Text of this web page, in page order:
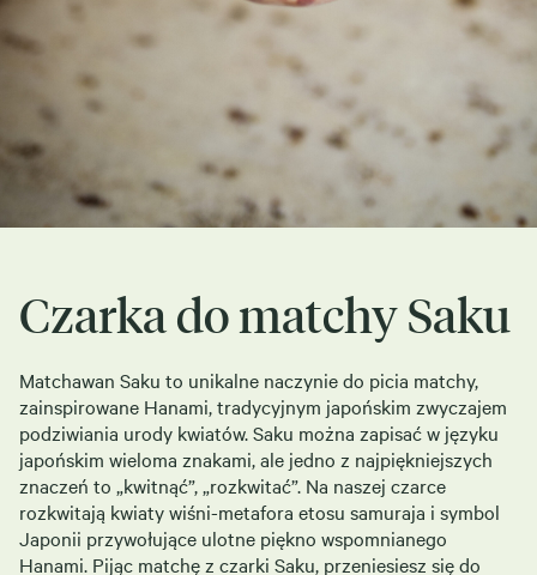
Czarka do matchy Saku
Matchawan Saku to unikalne naczynie do picia matchy,
zainspirowane Hanami, tradycyjnym japońskim zwyczajem
podziwiania urody kwiatów. Saku można zapisać w języku
japońskim wieloma znakami, ale jedno z najpiękniejszych
znaczeń to „kwitnąć”, „rozkwitać”. Na naszej czarce
rozkwitają kwiaty wiśni-metafora etosu samuraja i symbol
Japonii przywołujące ulotne piękno wspomnianego
Hanami. Pijąc matchę z czarki Saku, przeniesiesz się do